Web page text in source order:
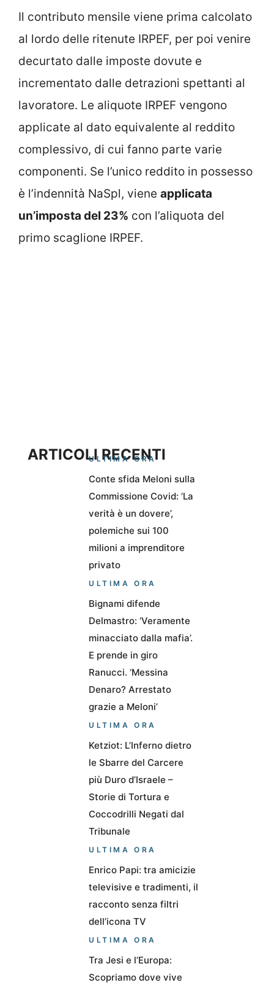
Il contributo mensile viene prima calcolato
al lordo delle ritenute IRPEF, per poi venire
decurtato dalle imposte dovute e
incrementato dalle detrazioni spettanti al
lavoratore. Le aliquote IRPEF vengono
applicate al dato equivalente al reddito
complessivo, di cui fanno parte varie
componenti. Se l’unico reddito in possesso
è l’indennità NaSpl, viene applicata
un’imposta del 23% con l’aliquota del
primo scaglione IRPEF.
ARTICOLI RECENTI
ULTIMA ORA
Conte sfida Meloni sulla
Commissione Covid: ‘La
verità è un dovere’,
polemiche sui 100
milioni a imprenditore
privato
ULTIMA ORA
Bignami difende
Delmastro: ‘Veramente
minacciato dalla mafia’.
E prende in giro
Ranucci. ‘Messina
Denaro? Arrestato
grazie a Meloni’
ULTIMA ORA
Ketziot: L’Inferno dietro
le Sbarre del Carcere
più Duro d’Israele –
Storie di Tortura e
Coccodrilli Negati dal
Tribunale
ULTIMA ORA
Enrico Papi: tra amicizie
televisive e tradimenti, il
racconto senza filtri
dell’icona TV
ULTIMA ORA
Tra Jesi e l’Europa:
Scopriamo dove vive